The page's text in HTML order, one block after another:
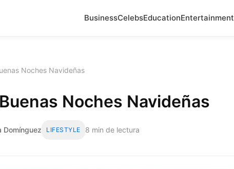
BusinessCelebsEducationEntertainment
Noches Navideñas
Noches Navideñas
Domínguez LIFESTYLE 8 min de lectura